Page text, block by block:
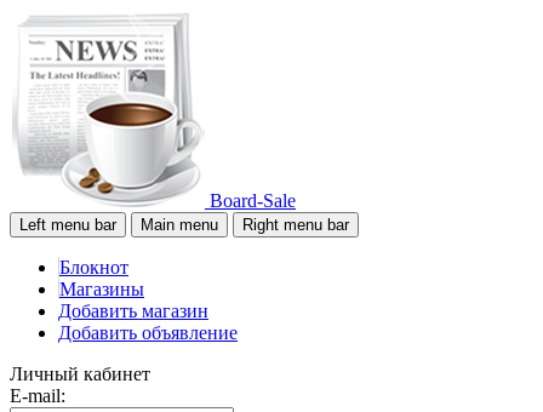
Board-Sale
Left menu bar Main menu Right menu bar
Блокнот
Магазины
Добавить магазин
Добавить объявление
Личный кабинет
E-mail: